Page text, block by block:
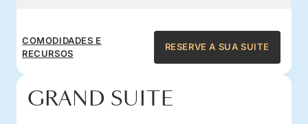
COMODIDADES E
RECURSOS
RESERVE A SUA SUITE
GRAND SUITE